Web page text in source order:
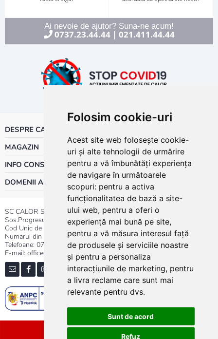
Folosim cookie-uri
Acest site web folosește cookie-
uri și alte tehnologii de urmărire
pentru a vă îmbunătăți experiența
de navigare în următoarele
scopuri: pentru a activa
funcționalitatea de bază a site-
ului web, pentru a oferi o
experiență mai bună pe site,
pentru a vă măsura interesul față
de produsele și serviciile noastre
și pentru a personaliza
interacțiunile de marketing, pentru
a livra reclame care sunt mai
relevante pentru dvs.
Sunt de acord
Refuz
Ai nevoie de ajutor? Suna-ne acum!
0737.23.44.44| 021.411.44.44
DESPRE CALOR
MAGAZIN
INFO CONSUMATOR
DOMENII ACTIVITATE
SC CALOR SRL
Sos.Progresului nr.30-40, Sector 5, Bucuresti
Cod Unic de Inregistrare: RO 3004724
Numarul din Registrul Comertului:J40/13176/1991
Telefoane: 0737.23.44.44|021.411.44.44
E-mail: office@calor.ro